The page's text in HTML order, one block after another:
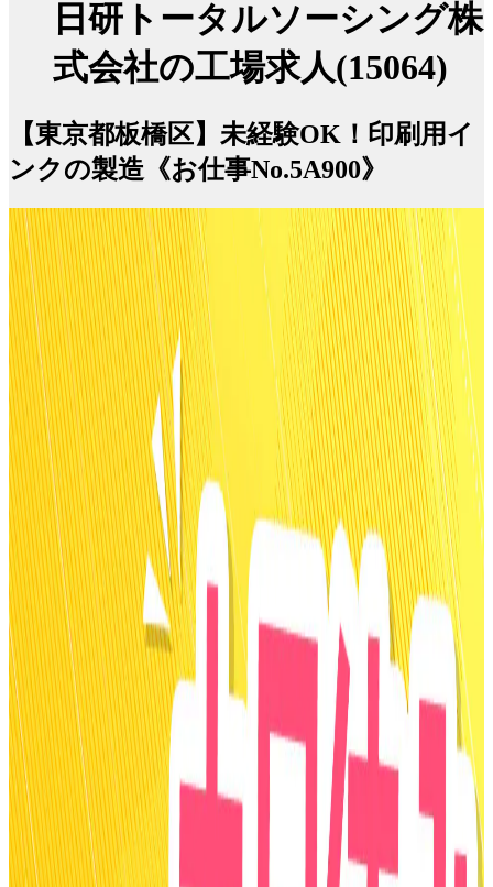
日研トータルソーシング株
式会社の工場求人(15064)
【東京都板橋区】未経験OK！印刷用イ
ンクの製造《お仕事No.5A900》